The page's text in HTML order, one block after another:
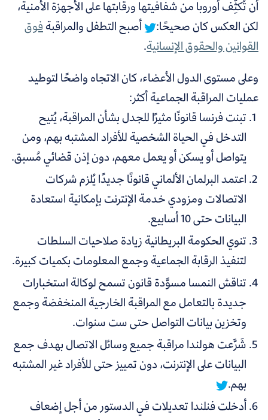
أن تُكثِّف أوروبا من شفافيتها ورقابتها على الأجهزة الأمنية،
لكن العكس كان صحيحًا:
أصبح التطفل والمراقبةفوق
القوانين والحقوق الإنسانية.
وعلى مستوى الدول الأعضاء، كان الاتجاه واضحًا لتوطيد
عمليات المراقبة الجماعية أكثر:
تبنت فرنسا قانونًا مثيرًا للجدل بشأن المراقبة، يُتيح
التدخل في الحياة الشخصية للأفراد المشتبه بهم، ومن
يتواصل أو يسكن أو يعمل معهم، دون إذن قضائي مُسبق.
اعتمد البرلمان الألماني قانونًا جديدًا يُلزم شركات
الاتصالات ومزودي خدمة الإنترنت بإمكانية استعادة
البيانات حتى 10 أسابيع.
تنوي الحكومة البريطانية زيادة صلاحيات السلطات
لتنفيذ الرقابة الجماعية وجمع المعلومات بكميات كبيرة.
تناقش النمسا مسوَّدة قانون تسمح لوكالة استخبارات
جديدة بالتعامل مع المراقبة الخارجية المنخفضة وجمع
وتخزين بيانات التواصل حتى ست سنوات.
شَرَّعت هولندا مراقبة جميع وسائل الاتصال بهدف جمع
البيانات على الإنترنت، دون تمييز حتى للأفراد غير المشتبه
بهم.
أدخلت فنلندا تعديلات في الدستور من أجل إضعاف